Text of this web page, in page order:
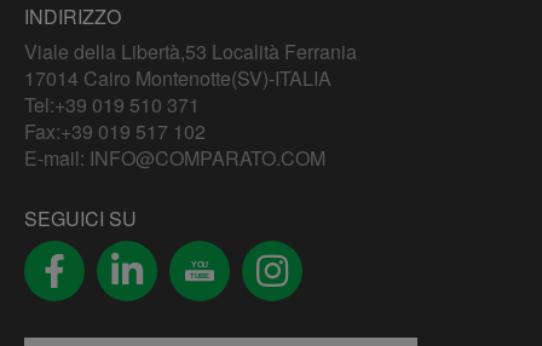
INDIRIZZO
Viale della Libertà,53 Località Ferrania
17014 Cairo Montenotte(SV)-ITALIA
Tel:+39 019 510 371
Fax:+39 019 517 102
E-mail: INFO@COMPARATO.COM
SEGUICI SU
YOU
TUBE